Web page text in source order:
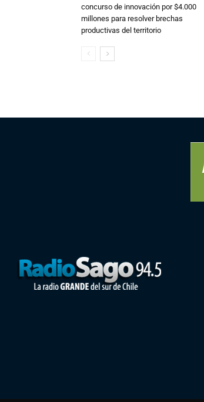
concurso de innovación por $4.000
millones para resolver brechas
productivas del territorio